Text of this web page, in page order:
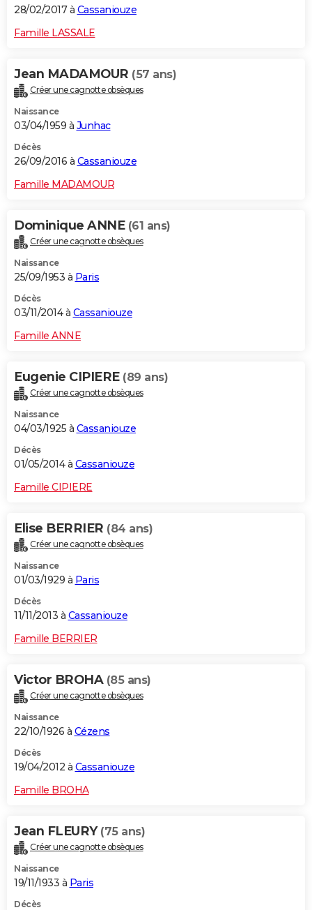
28/02/2017 à Cassaniouze
Famille LASSALE
Jean MADAMOUR (57 ans)
Créer une cagnotte obsèques
Naissance
03/04/1959 à Junhac
Décès
26/09/2016 à Cassaniouze
Famille MADAMOUR
Dominique ANNE (61 ans)
Créer une cagnotte obsèques
Naissance
25/09/1953 à Paris
Décès
03/11/2014 à Cassaniouze
Famille ANNE
Eugenie CIPIERE (89 ans)
Créer une cagnotte obsèques
Naissance
04/03/1925 à Cassaniouze
Décès
01/05/2014 à Cassaniouze
Famille CIPIERE
Elise BERRIER (84 ans)
Créer une cagnotte obsèques
Naissance
01/03/1929 à Paris
Décès
11/11/2013 à Cassaniouze
Famille BERRIER
Victor BROHA (85 ans)
Créer une cagnotte obsèques
Naissance
22/10/1926 à Cézens
Décès
19/04/2012 à Cassaniouze
Famille BROHA
Jean FLEURY (75 ans)
Créer une cagnotte obsèques
Naissance
19/11/1933 à Paris
Décès